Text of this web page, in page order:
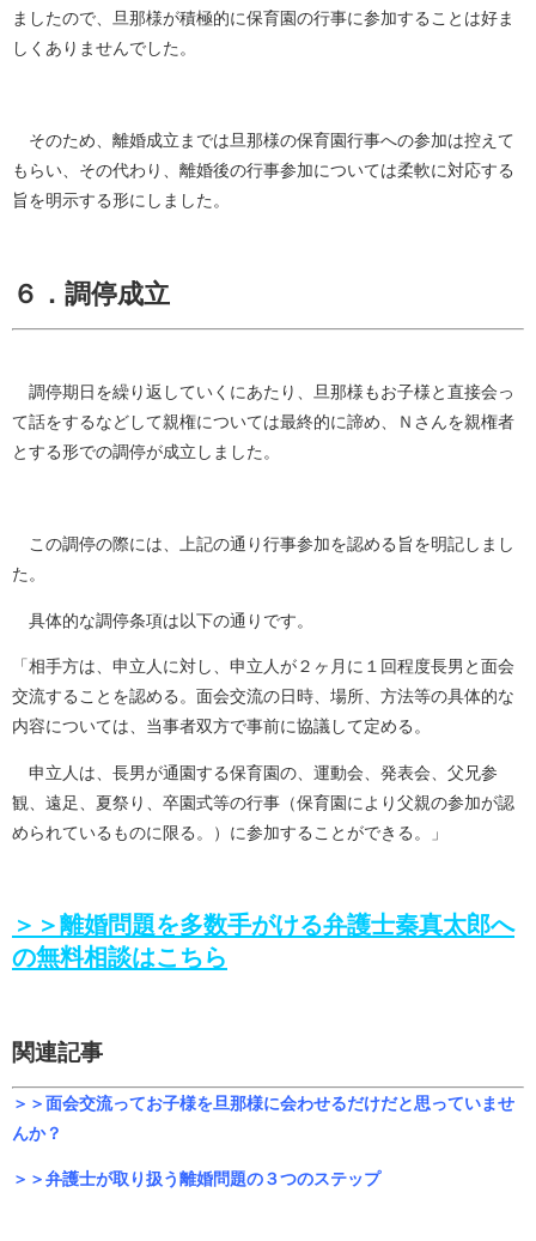
ましたので、旦那様が積極的に保育園の行事に参加することは好ま
しくありませんでした。
そのため、離婚成立までは旦那様の保育園行事への参加は控えて
もらい、その代わり、離婚後の行事参加については柔軟に対応する
旨を明示する形にしました。
６．調停成立
調停期日を繰り返していくにあたり、旦那様もお子様と直接会っ
て話をするなどして親権については最終的に諦め、Ｎさんを親権者
とする形での調停が成立しました。
この調停の際には、上記の通り行事参加を認める旨を明記しまし
た。
具体的な調停条項は以下の通りです。
「相手方は、申立人に対し、申立人が２ヶ月に１回程度長男と面会
交流することを認める。面会交流の日時、場所、方法等の具体的な
内容については、当事者双方で事前に協議して定める。
申立人は、長男が通園する保育園の、運動会、発表会、父兄参
観、遠足、夏祭り、卒園式等の行事（保育園により父親の参加が認
められているものに限る。）に参加することができる。」
＞＞離婚問題を多数手がける弁護士秦真太郎へ
の無料相談はこちら
関連記事
＞＞面会交流ってお子様を旦那様に会わせるだけだと思っていませ
んか？
＞＞弁護士が取り扱う離婚問題の３つのステップ